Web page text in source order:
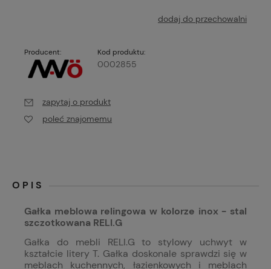
dodaj do przechowalni
Producent: Kod produktu:
0002855
zapytaj o produkt
poleć znajomemu
OPIS
Gałka meblowa relingowa w kolorze inox - stal
szczotkowana RELI.G
Gałka do mebli RELI.G to stylowy uchwyt w
kształcie litery T. Gałka doskonale sprawdzi się w
meblach kuchennych, łazienkowych i meblach